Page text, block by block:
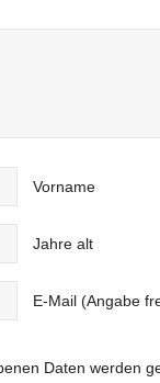
Vorname
Jahre alt
E-Mail (Angabe
Daten werden